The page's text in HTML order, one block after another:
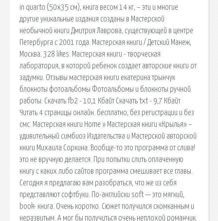
in quarto (50х35 см), книга весом 14 кг, – эти и многие
другие уникальные издания созданы в Мастерской
необычной книги Дмитрия Лаврова, существующей в центре
Петербурга с 2001 года. Мастерская книги / Детский Манеж,
Москва. 328 likes. Мастерская книги - творческая
лаборатория, в которой ребенок создает авторские книги от
задумки. Отзывы мастерская книги екатерина трынчук
блокноты фотоальбомы Фотоальбомы и блокноты ручной
работы. Cкачать fb2 - 10,1 Кбайт Cкачать txt - 9,7 Кбайт
Читать 4 страницы онлайн. бесплатно, без регистрации и без
смс. Мастерская книги Home » Мастерская книги «Крылья» –
удивительный симбиоз Издательства и Мастерской авторской
книги Михаила Соркина. Вообще-то это программа от слива!
это не вручную делается. При попытки слить оплаченную
книгу с каких либо сайтов программа смешивает все главы.
Сегодня я предлагаю вам разобраться, что же из себя
представляют софтбуки. По-английски soft — это мягкий,
book- книга. Очень коротко. Сюжет получился скомканным и
неразвитым. А мог бы получиться очень неплохой романчик.